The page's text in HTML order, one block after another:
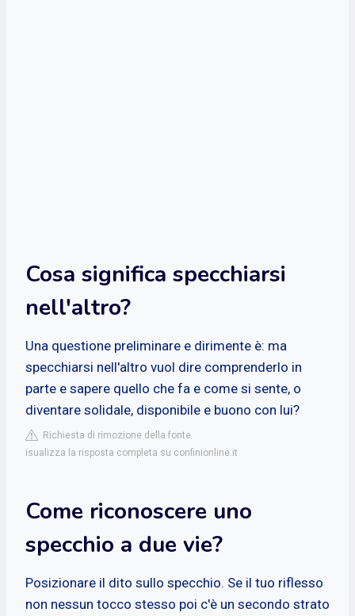
Cosa significa specchiarsi
nell'altro?
Una questione preliminare e dirimente è: ma
specchiarsi nell'altro vuol dire comprenderlo in
parte e sapere quello che fa e come si sente, o
diventare solidale, disponibile e buono con lui?
Richiesta di rimozione della fonte
isualizza la risposta completa su confinionline.it
Come riconoscere uno
specchio a due vie?
Posizionare il dito sullo specchio. Se il tuo riflesso
non nessun tocco stesso poi c'è un secondo strato